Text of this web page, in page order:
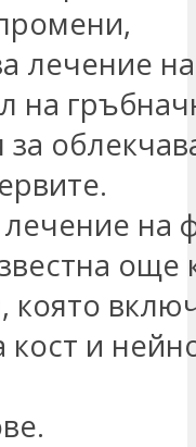
лечение
на
на
още
която
кост и